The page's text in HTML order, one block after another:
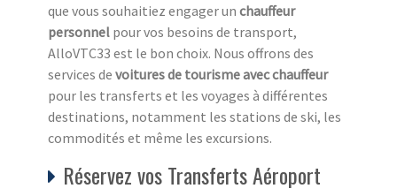
que vous souhaitiez engager un chauffeur
personnel pour vos besoins de transport,
AlloVTC33 est le bon choix. Nous offrons des
services de voitures de tourisme avec chauffeur
pour les transferts et les voyages à différentes
destinations, notamment les stations de ski, les
commodités et même les excursions.
Réservez vos Transferts Aéroport